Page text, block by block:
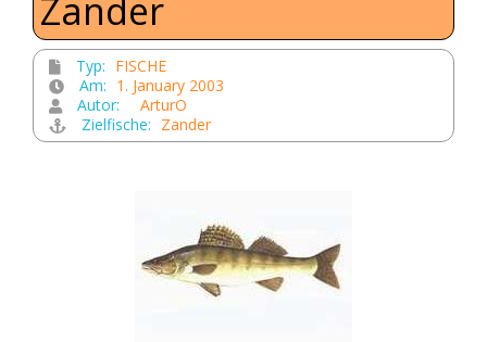
Zander
Typ: FISCHE
Am: 1. January 2003
Autor:
ArturO
Zielfische: Zander